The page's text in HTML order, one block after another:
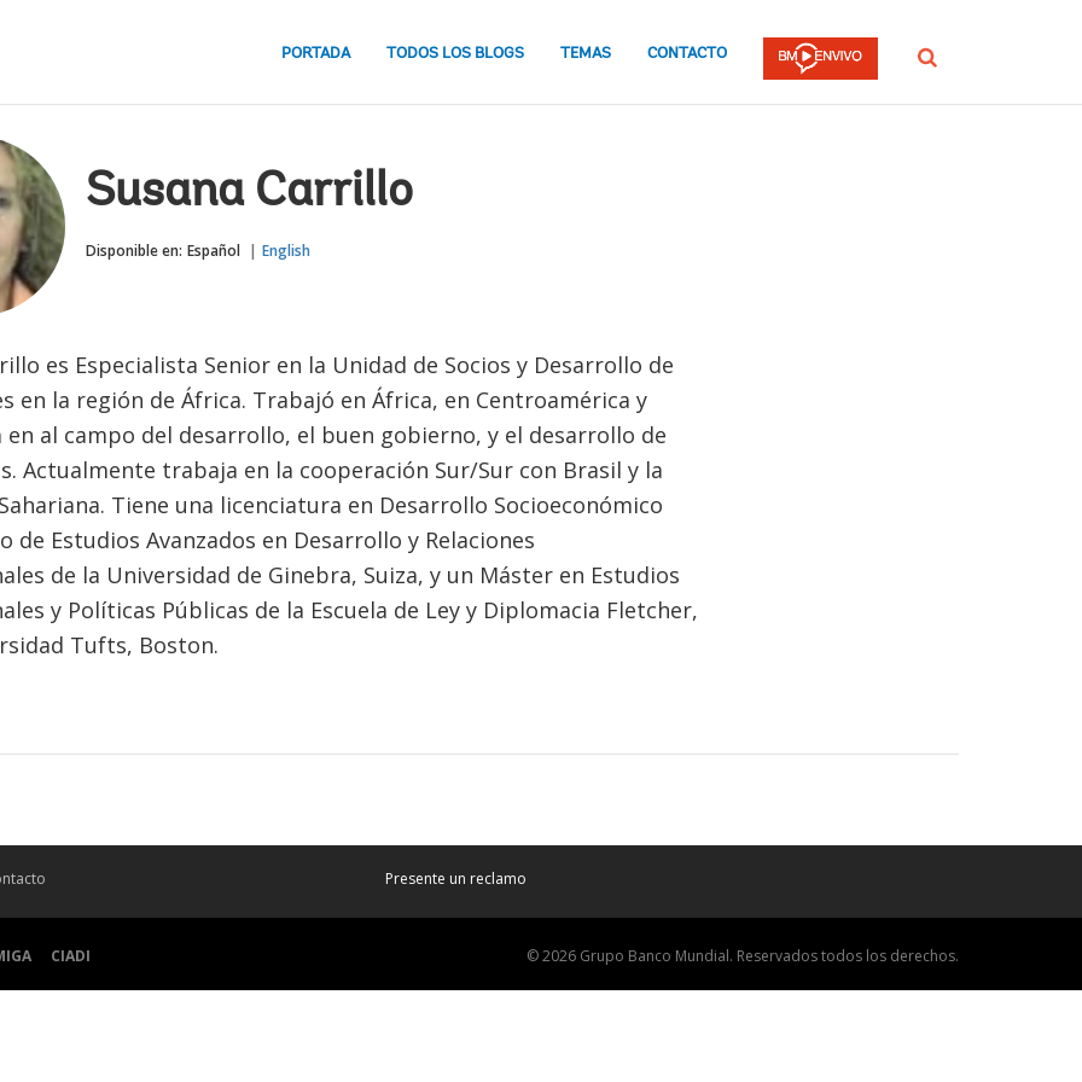
PORTADA TODOS LOS BLOGS TEMAS CONTACTO Buscar
Susana Carrillo
Disponible en: Español English
es Especialista Senior en la Unidad de Socios y Desarrollo de
en la región de África. Trabajó en África, en Centroamérica y
en al campo del desarrollo, el buen gobierno, y el desarrollo de
Actualmente trabaja en la cooperación Sur/Sur con Brasil y la
Tiene una licenciatura en Desarrollo Socioeconómico
de Estudios Avanzados en Desarrollo y Relaciones
de la Universidad de Ginebra, Suiza, y un Máster en Estudios
y Políticas Públicas de la Escuela de Ley y Diplomacia Fletcher,
Tufts, Boston.
Presente un reclamo
CIADI © 2026 Grupo Banco Mundial. Reservados todos los derechos.